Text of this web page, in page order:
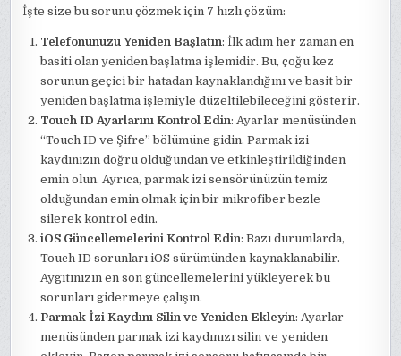
İşte size bu sorunu çözmek için 7 hızlı çözüm:
Telefonunuzu Yeniden Başlatın: İlk adım her zaman en
basiti olan yeniden başlatma işlemidir. Bu, çoğu kez
sorunun geçici bir hatadan kaynaklandığını ve basit bir
yeniden başlatma işlemiyle düzeltilebileceğini gösterir.
Touch ID Ayarlarını Kontrol Edin: Ayarlar menüsünden
“Touch ID ve Şifre” bölümüne gidin. Parmak izi
kaydınızın doğru olduğundan ve etkinleştirildiğinden
emin olun. Ayrıca, parmak izi sensörünüzün temiz
olduğundan emin olmak için bir mikrofiber bezle
silerek kontrol edin.
iOS Güncellemelerini Kontrol Edin: Bazı durumlarda,
Touch ID sorunları iOS sürümünden kaynaklanabilir.
Aygıtınızın en son güncellemelerini yükleyerek bu
sorunları gidermeye çalışın.
Parmak İzi Kaydını Silin ve Yeniden Ekleyin: Ayarlar
menüsünden parmak izi kaydınızı silin ve yeniden